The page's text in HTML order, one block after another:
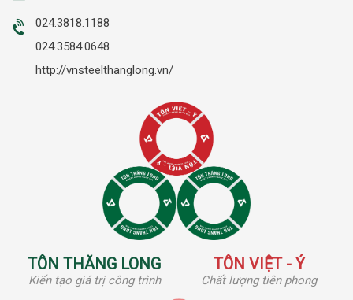
024.3818.1188
024.3584.0648
http://vnsteelthanglong.vn/
TÔN THĂNG LONG
Kiến tạo giá trị công trình
TÔN VIỆT - Ý
Chất lượng tiên phong